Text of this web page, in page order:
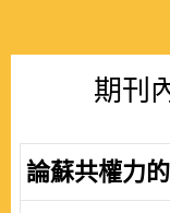
期刊
論蘇共權力